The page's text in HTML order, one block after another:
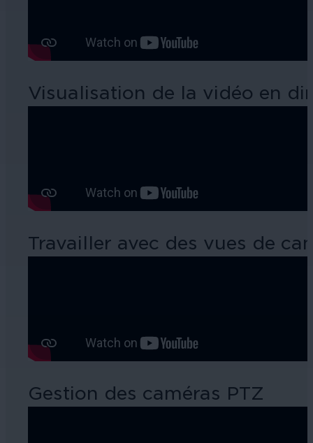
Visualisation de la vidéo en
Travailler avec des vues de
Gestion des caméras PTZ